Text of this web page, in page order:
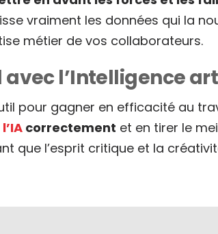
vraiment les données qui la
métier de vos collaborateurs.
l’Intelligence
pour gagner en efficacité au
correctement et en tirer le
que l’esprit critique et la